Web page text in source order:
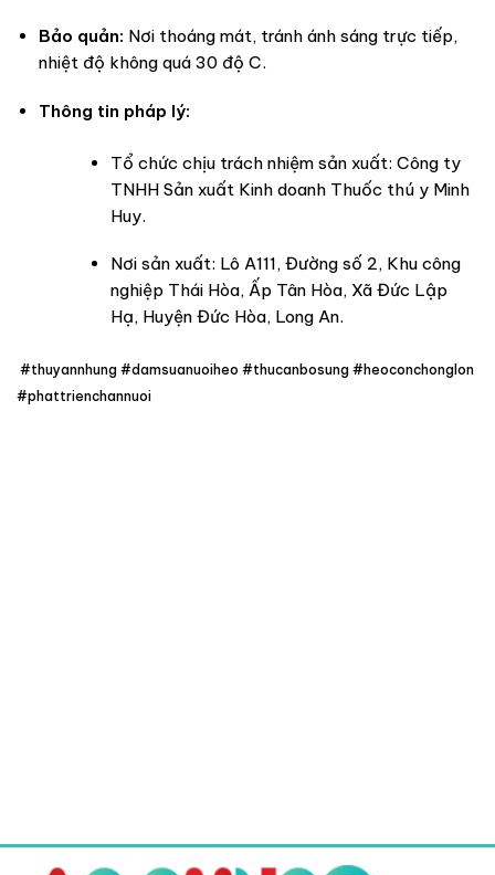
Bảo quản: Nơi thoáng mát, tránh ánh sáng trực tiếp,
nhiệt độ không quá 30 độ C.
Thông tin pháp lý:
Tổ chức chịu trách nhiệm sản xuất: Công ty
TNHH Sản xuất Kinh doanh Thuốc thú y Minh
Huy.
Nơi sản xuất: Lô A111, Đường số 2, Khu công
nghiệp Thái Hòa, Ấp Tân Hòa, Xã Đức Lập
Hạ, Huyện Đức Hòa, Long An.
#thuyannhung #damsuanuoiheo #thucanbosung #heoconchonglon
#phattrienchannuoi